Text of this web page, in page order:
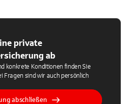
private
ab
konkrete Konditionen finden Sie
Fragen sind wir auch persönlich
abschließen